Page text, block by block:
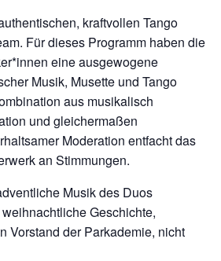
kraftvollen Tango
Für dieses Programm haben die
eine ausgewogene
Musik, Musette und Tango
aus musikalisch
und gleichermaßen
Moderation entfacht das
an Stimmungen.
Musik des Duos
Geschichte,
Vorstand der Parkademie, nicht